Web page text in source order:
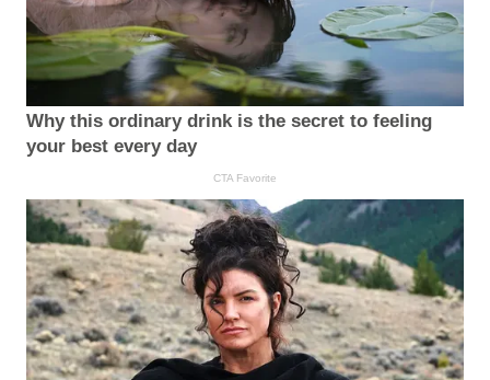
Why this ordinary drink is the secret to feeling
your best every day
CTA Favorite